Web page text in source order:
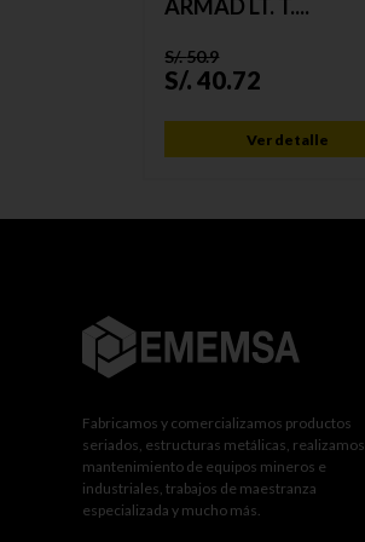
ARMAD LT. T....
S/.50.9
S/.40.72
Ver detalle
Fabricamos y comercializamos productos
seriados, estructuras metálicas, realizamos
mantenimiento de equipos mineros e
industriales, trabajos de maestranza
especializada y mucho más.